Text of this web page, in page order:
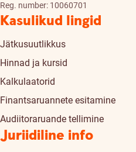
Reg. number: 10060701
Kasulikud lingid
Jätkusuutlikkus
Hinnad ja kursid
Kalkulaatorid
Finantsaruannete esitamine
Audiitoraruande tellimine
Juriidiline info